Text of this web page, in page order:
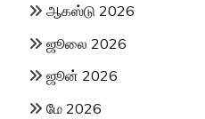
ஆகஸ்டு 2026
ஜூலை 2026
ஜூன் 2026
மே 2026